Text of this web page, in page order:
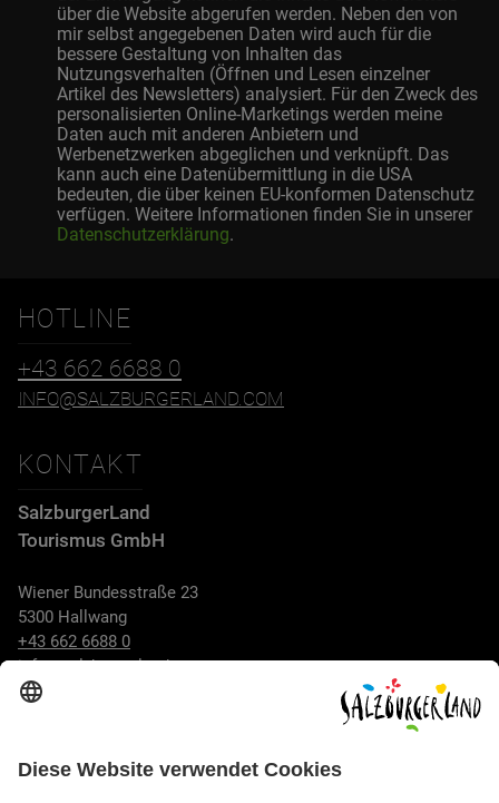
über die Website abgerufen werden. Neben den von
mir selbst angegebenen Daten wird auch für die
bessere Gestaltung von Inhalten das
Nutzungsverhalten (Öffnen und Lesen einzelner
Artikel des Newsletters) analysiert. Für den Zweck des
personalisierten Online-Marketings werden meine
Daten auch mit anderen Anbietern und
Werbenetzwerken abgeglichen und verknüpft. Das
kann auch eine Datenübermittlung in die USA
bedeuten, die über keinen EU-konformen Datenschutz
verfügen. Weitere Informationen finden Sie in unserer
Datenschutzerklärung.
HOTLINE
+43 662 6688 0
INFO@SALZBURGERLAND.COM
KONTAKT
SalzburgerLand
Tourismus GmbH
Wiener Bundesstraße 23
5300 Hallwang
+43 662 6688 0
info@salzburgerland.com
Wir freuen uns auf Ihre Anfrage!